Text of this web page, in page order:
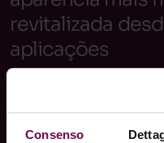
Consenso
revitalizada
aplicações